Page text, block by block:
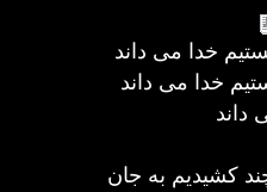
خدا می داند
خدا می داند
داند
کشیدیم به جان